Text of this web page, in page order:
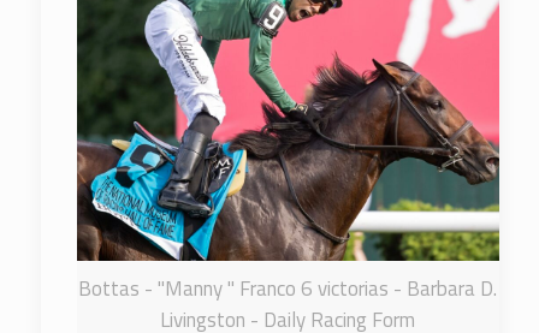
Bottas - "Manny " Franco 6 victorias - Barbara D.
Livingston - Daily Racing Form